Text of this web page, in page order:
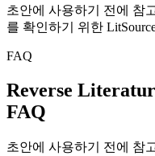
초안에 사용하기 전에 참
를 확인하기 위한
FAQ
Reverse
FAQ
초안에 사용하기 전에 참